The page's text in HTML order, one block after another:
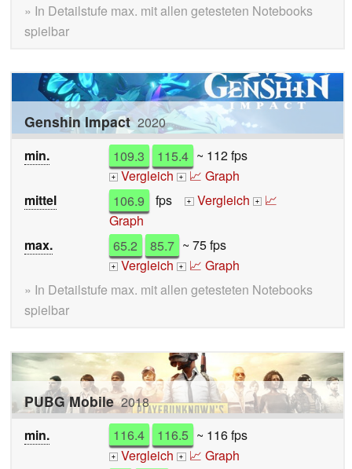
» In Detailstufe max. mit allen getesteten Notebooks
spielbar
Genshin Impact 2020
min.
109.3 115.4 ~ 112 fps
+ Vergleich + 📈 Graph
mittel
106.9 fps + Vergleich +
📈
Graph
max.
65.2 85.7 ~ 75 fps
+ Vergleich + 📈 Graph
» In Detailstufe max. mit allen getesteten Notebooks
spielbar
PUBG Mobile 2018
min.
116.4 116.5 ~ 116 fps
+ Vergleich + 📈 Graph